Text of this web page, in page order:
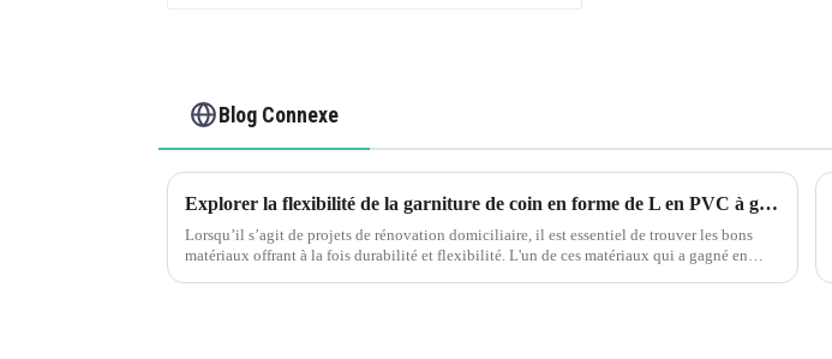
Blog Connexe
Explorer la flexibilité de la garniture de coin en forme de L en PVC à grain de bois flexible Leguwe
Lorsqu’il s’agit de projets de rénovation domiciliaire, il est essentiel de trouver les bons
matériaux offrant à la fois durabilité et flexibilité. L'un de ces matériaux qui a gagné en